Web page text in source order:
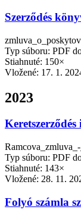
Szerződés
Typ súboru: PDF
Stiahnuté: 150×
Vložené: 17. 1.
2023
Typ súboru: PDF
Stiahnuté: 143×
Vložené: 28. 11.
Folyó számla